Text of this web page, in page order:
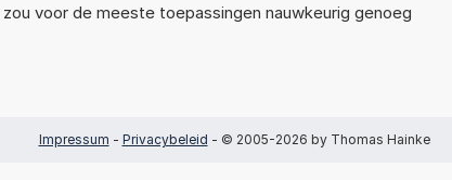
voor de meeste toepassingen nauwkeurig genoeg
Impressum - Privacybeleid - © 2005-2026 by Thomas Hainke